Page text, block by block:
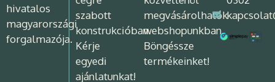
hivatalos
magyarországi
forgalmazója.
szabott
konstrukcióban.
Kérje
egyedi
ajánlatunkat!
megvásárolhatók
webshopunkban.
Böngéssze
termékeinket!